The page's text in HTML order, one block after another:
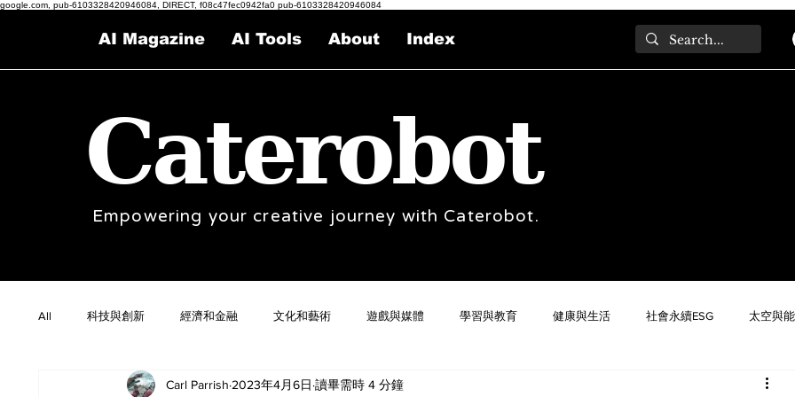
google.com, pub-6103328420946084, DIRECT, f08c47fec0942fa0 pub-6103328420946084
AI Magazine AI Tools About Index
Caterobot
Empowering your creative journey with Caterobot.
All 科技與創新 經濟和金融 文化和藝術 遊戲與媒體 學習與教育 健康與生活 社會永續ESG 太空與
Carl Parrish 2023年4月6日 讀畢需時 4 分鐘